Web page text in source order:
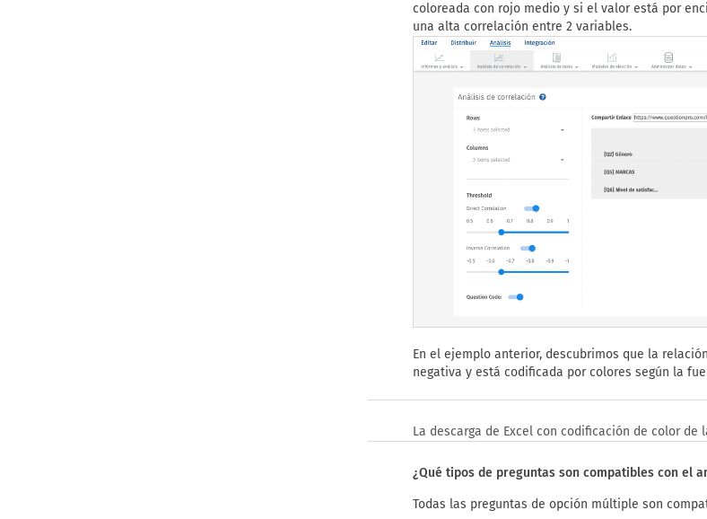
coloreada con rojo medio y si el valor está por
una alta correlación entre 2 variables.
En el ejemplo anterior, descubrimos que la
negativa y está codificada por colores según la
La descarga de Excel con codificación de color
¿Qué tipos de preguntas son compatibles con el
Todas las preguntas de opción múltiple son